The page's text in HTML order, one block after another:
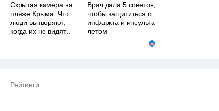
Скрытая камера на
пляже Крыма: Что
люди вытворяют,
когда их не видят...
Врач дала 5 советов,
чтобы защититься от
инфаркта и инсульта
летом
Рейтинги